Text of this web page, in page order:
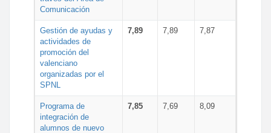
Comunicación
Gestión de ayudas y
actividades de
promoción del
valenciano
organizadas por el
SPNL
7,89 7,89 7,87
Programa de
integración de
alumnos de nuevo
7,85 7,69 8,09